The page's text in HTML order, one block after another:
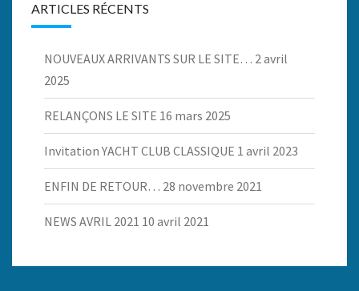
ARTICLES RÉCENTS
NOUVEAUX ARRIVANTS SUR LE SITE… 2 avril
2025
RELANÇONS LE SITE 16 mars 2025
Invitation YACHT CLUB CLASSIQUE 1 avril 2023
ENFIN DE RETOUR… 28 novembre 2021
NEWS AVRIL 2021 10 avril 2021